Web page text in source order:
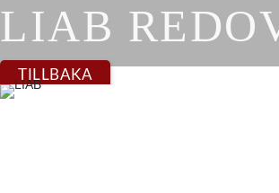
LIAB
TILLBAKA